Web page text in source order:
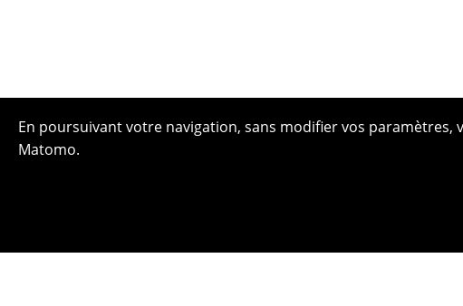
En poursuivant votre navigation, sans modifier vos
Matomo.